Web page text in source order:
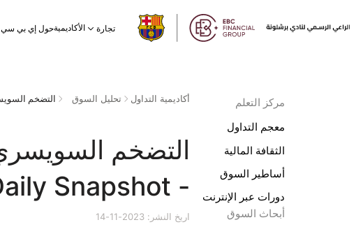
تجارة الأكاديميةحول إي بي سي
مركز التعلم
معجم التداول
الثقافة المالية
أساطير السوق
دورات عبر الإنترنت
أبحاث السوق
أكاديمية التداول تحليل السوق
- EBC Daily Snapshot
اريخ النشر: 2023-11-14